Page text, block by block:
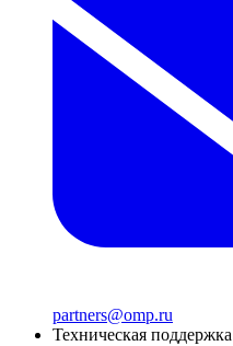
partners@omp.ru
Техническая